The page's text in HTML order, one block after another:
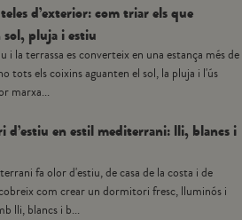
d’exterior: com triar els que
pluja i estiu
i la terrassa es converteix en una estança més de
tots els coixins aguanten el sol, la pluja i l'ús
marxa...
d’estiu en estil mediterrani: lli, blancs i
fa olor d'estiu, de casa de la costa i de
com crear un dormitori fresc, lluminós i
lli, blancs i b...